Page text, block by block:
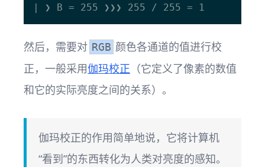
然后，需要对 RGB 颜色各通道的值进行校
正，一般采用伽玛校正 （它定义了像素的数值
和它的实际亮度之间的关系）。
伽玛校正的作用简单地说，它将计算机
“看到”的东西转化为人类对亮度的感知。